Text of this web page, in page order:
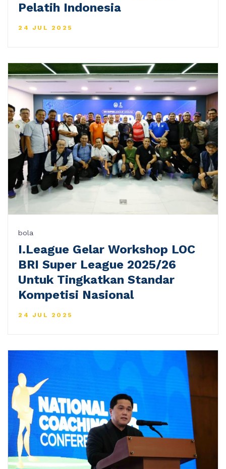
Pelatih Indonesia
24 JUL 2025
bola
I.League Gelar Workshop LOC
BRI Super League 2025/26
Untuk Tingkatkan Standar
Kompetisi Nasional
24 JUL 2025